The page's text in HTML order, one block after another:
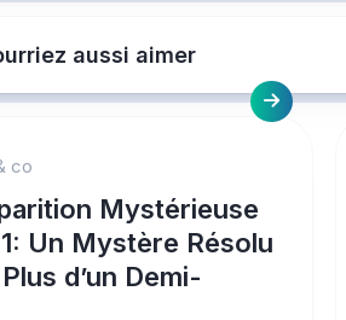
aussi aimer
co
Mystérieuse
Un Mystère Résolu
d’un Demi-